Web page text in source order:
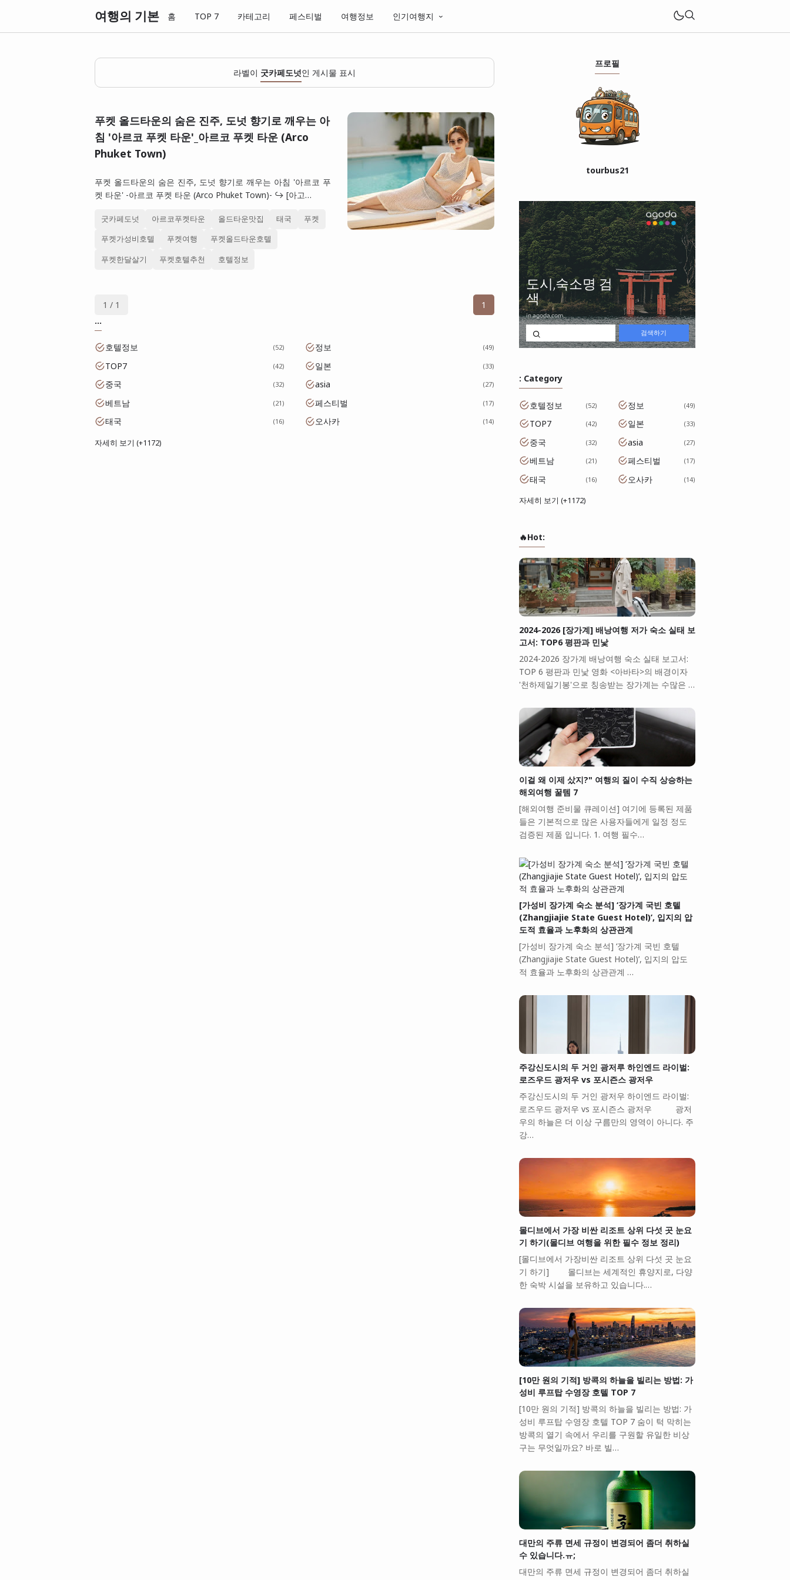
여행의 기본 홈 TOP 7 카테고리 페스티벌 여행정보 인기여행지
라벨이 굿카페도넛인 게시물 표시
푸켓 올드타운의 숨은 진주, 도넛 향기로 깨우는 아
침 '아르코 푸켓 타운'_아르코 푸켓 타운 (Arco
Phuket Town)
푸켓 올드타운의 숨은 진주, 도넛 향기로 깨우는 아침 '아르코 푸
켓 타운' -아르코 푸켓 타운 (Arco Phuket Town)- ↪ [아고…
굿카페도넛 아르코푸켓타운 올드타운맛집 태국 푸켓
푸켓가성비호텔 푸켓여행 푸켓올드타운호텔
푸켓한달살기 푸켓호텔추천 호텔정보
1 / 1
1
...
호텔정보 52 정보 49
TOP7 42 일본 33
중국 32 asia 27
베트남 21 페스티벌 17
태국 16 오사카 14
자세히 보기 (+1172)
프로필
tourbus21
: Category
호텔정보 52 정보 49
TOP7 42 일본 33
중국 32 asia 27
베트남 21 페스티벌 17
태국 16 오사카 14
자세히 보기 (+1172)
🔥Hot:
2024-2026 [장가계] 배낭여행 저가 숙소 실태 보
고서: TOP6 평판과 민낯
2024-2026 장가계 배낭여행 숙소 실태 보고서:
TOP 6 평판과 민낯 영화 <아바타>의 배경이자
'천하제일기봉'으로 칭송받는 장가계는 수많은 …
이걸 왜 이제 샀지?" 여행의 질이 수직 상승하는
해외여행 꿀템 7
[해외여행 준비물 큐레이션] 여기에 등록된 제품
들은 기본적으로 많은 사용자들에게 일정 정도
검증된 제품 입니다. 1. 여행 필수…
[가성비 장가계 숙소 분석] ‘장가계 국빈 호텔
(Zhangjiajie State Guest Hotel)’, 입지의 압
도적 효율과 노후화의 상관관계
[가성비 장가계 숙소 분석] ‘장가계 국빈 호텔
(Zhangjiajie State Guest Hotel)’, 입지의 압도
적 효율과 노후화의 상관관계 …
주강신도시의 두 거인 광저루 하인엔드 라이벌:
로즈우드 광저우 vs 포시즌스 광저우
주강신도시의 두 거인 광저우 하이엔드 라이벌:
로즈우드 광저우 vs 포시즌스 광저우 광저
우의 하늘은 더 이상 구름만의 영역이 아니다. 주
강…
몰디브에서 가장 비싼 리조트 상위 다섯 곳 눈요
기 하기(몰디브 여행을 위한 필수 정보 정리)
[몰디브에서 가장비싼 리조트 상위 다섯 곳 눈요
기 하기] 몰디브는 세계적인 휴양지로, 다양
한 숙박 시설을 보유하고 있습니다.…
[10만 원의 기적] 방콕의 하늘을 빌리는 방법: 가
성비 루프탑 수영장 호텔 TOP 7
[10만 원의 기적] 방콕의 하늘을 빌리는 방법: 가
성비 루프탑 수영장 호텔 TOP 7 숨이 턱 막히는
방콕의 열기 속에서 우리를 구원할 유일한 비상
구는 무엇일까요? 바로 빌…
대만의 주류 면세 규정이 변경되어 좀더 취하실
수 있습니다.ㅠ;
대만의 주류 면세 규정이 변경되어 좀더 취하실